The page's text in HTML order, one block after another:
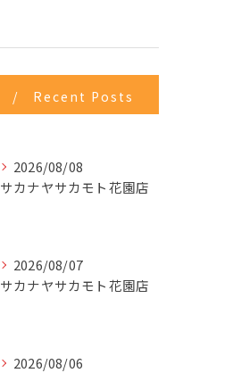
Recent Posts
2026/08/08
サカナヤサカモト花園店
2026/08/07
サカナヤサカモト花園店
2026/08/06